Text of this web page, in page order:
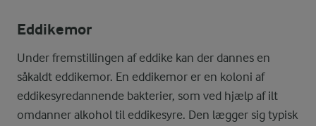
Eddikemor
Under fremstillingen af eddike kan der dannes en
såkaldt eddikemor. En eddikemor er en koloni af
eddikesyredannende bakterier, som ved hjælp af ilt
omdanner alkohol til eddikesyre. Den lægger sig typisk